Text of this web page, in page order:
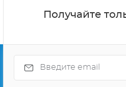
Получайте